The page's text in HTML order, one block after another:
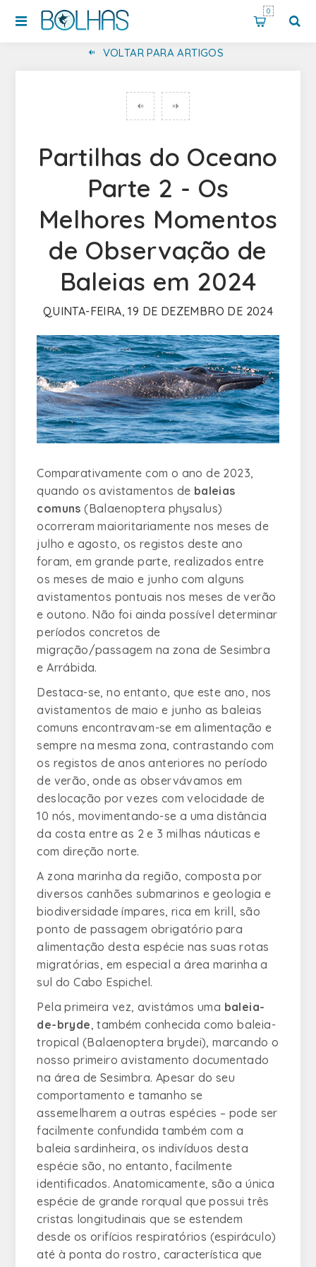
0
VOLTAR PARA ARTIGOS
Partilhas do Oceano
Parte 2 - Os
Melhores Momentos
de Observação de
Baleias em 2024
QUINTA-FEIRA, 19 DE DEZEMBRO DE 2024
Comparativamente com o ano de 2023,
quando os avistamentos de baleias
comuns (Balaenoptera physalus)
ocorreram maioritariamente nos meses de
julho e agosto, os registos deste ano
foram, em grande parte, realizados entre
os meses de maio e junho com alguns
avistamentos pontuais nos meses de verão
e outono. Não foi ainda possível determinar
períodos concretos de
migração/passagem na zona de Sesimbra
e Arrábida.
Destaca-se, no entanto, que este ano, nos
avistamentos de maio e junho as baleias
comuns encontravam-se em alimentação e
sempre na mesma zona, contrastando com
os registos de anos anteriores no período
de verão, onde as observávamos em
deslocação por vezes com velocidade de
10 nós, movimentando-se a uma distância
da costa entre as 2 e 3 milhas náuticas e
com direção norte.
A zona marinha da região, composta por
diversos canhões submarinos e geologia e
biodiversidade ímpares, rica em krill, são
ponto de passagem obrigatório para
alimentação desta espécie nas suas rotas
migratórias, em especial a área marinha a
sul do Cabo Espichel.
Pela primeira vez, avistámos uma baleia-
de-bryde, também conhecida como baleia-
tropical (Balaenoptera brydei), marcando o
nosso primeiro avistamento documentado
na área de Sesimbra. Apesar do seu
comportamento e tamanho se
assemelharem a outras espécies – pode ser
facilmente confundida também com a
baleia sardinheira, os indivíduos desta
espécie são, no entanto, facilmente
identificados. Anatomicamente, são a única
espécie de grande rorqual que possui três
cristas longitudinais que se estendem
desde os orifícios respiratórios (espiráculo)
até à ponta do rostro, característica que